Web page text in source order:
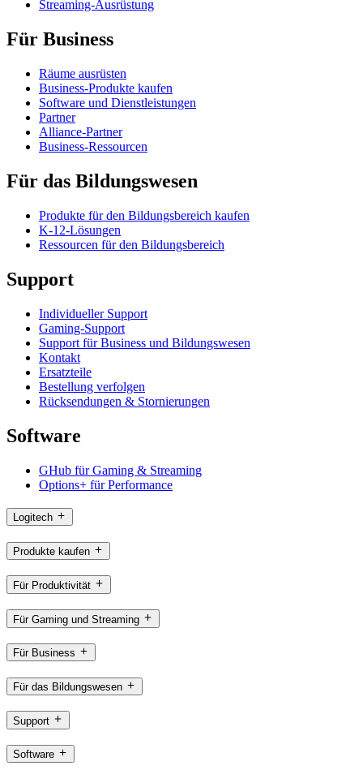
Streaming-Ausrüstung
Für Business
Räume ausrüsten
Business-Produkte kaufen
Software und Dienstleistungen
Partner
Alliance-Partner
Business-Ressourcen
Für das Bildungswesen
Produkte für den Bildungsbereich kaufen
K-12-Lösungen
Ressourcen für den Bildungsbereich
Support
Individueller Support
Gaming-Support
Support für Business und Bildungswesen
Kontakt
Ersatzteile
Bestellung verfolgen
Rücksendungen & Stornierungen
Software
GHub für Gaming & Streaming
Options+ für Performance
Logitech
Produkte kaufen
Für Produktivität
Für Gaming und Streaming
Für Business
Für das Bildungswesen
Support
Software